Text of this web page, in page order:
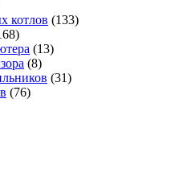
котлов (133)
(13)
(8)
(31)
(76)